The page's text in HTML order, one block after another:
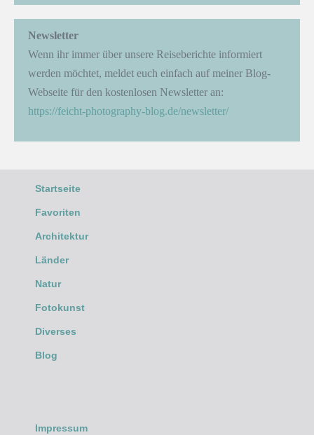
Newsletter
Wenn ihr immer über unsere Reiseberichte informiert
werden möchtet, meldet euch einfach auf meiner Blog-
Webseite für den kostenlosen Newsletter an:
https://feicht-photography-blog.de/newsletter/
Startseite
Favoriten
Architektur
Länder
Natur
Fotokunst
Diverses
Blog
Impressum